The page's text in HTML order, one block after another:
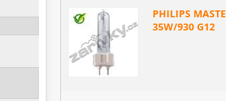
PHILIPS
35W/930 G12